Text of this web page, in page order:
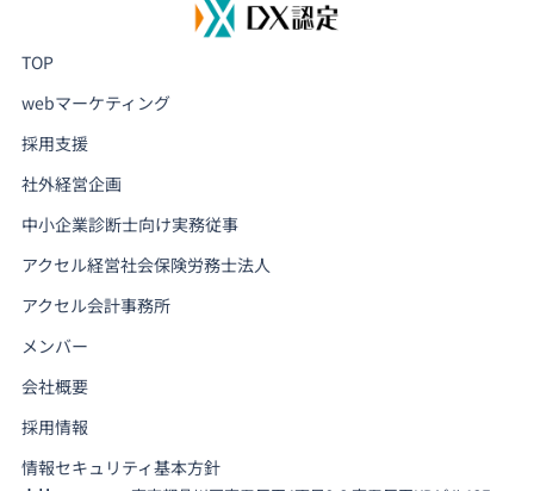
TOP
webマーケティング
採用支援
社外経営企画
中小企業診断士向け実務従事
アクセル経営社会保険労務士法人
アクセル会計事務所
メンバー
会社概要
採用情報
情報セキュリティ基本方針